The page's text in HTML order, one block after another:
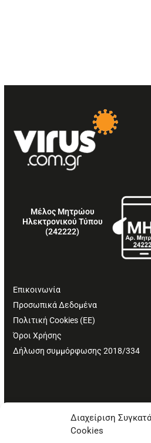
Διαχείριση
Cookies
Μέλος Μητρώου
Ηλεκτρονικού Τύπου
(242222)
Επικοινωνία
Προσωπικά Δεδομένα
Πολιτική Cookies (ΕΕ)
Όροι Χρήσης
Δήλωση συμμόρφωσης 2018/334